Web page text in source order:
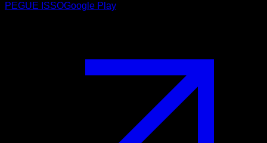
PEGUE ISSOGoogle Play